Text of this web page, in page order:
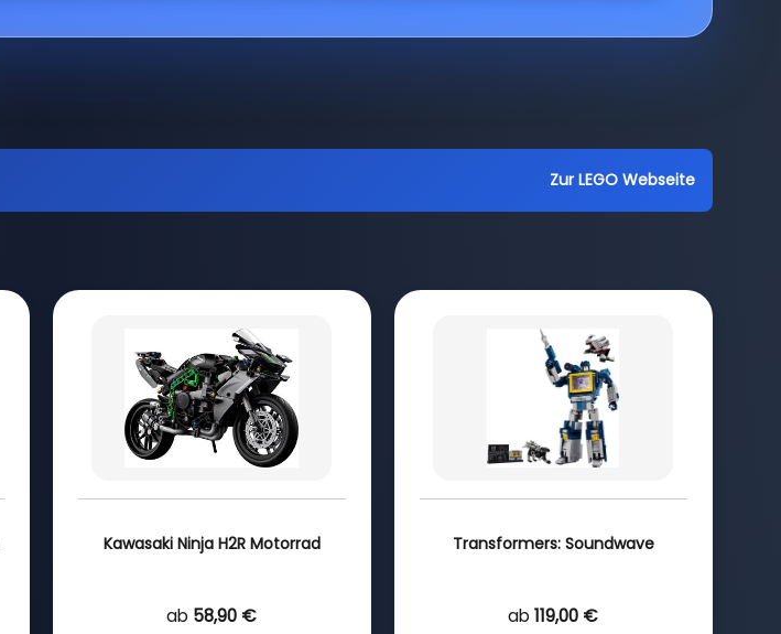
Zur LEGO Webseite
Kawasaki Ninja H2R Motorrad
ab 58,90 €
Transformers: Soundwave
ab 119,00 €